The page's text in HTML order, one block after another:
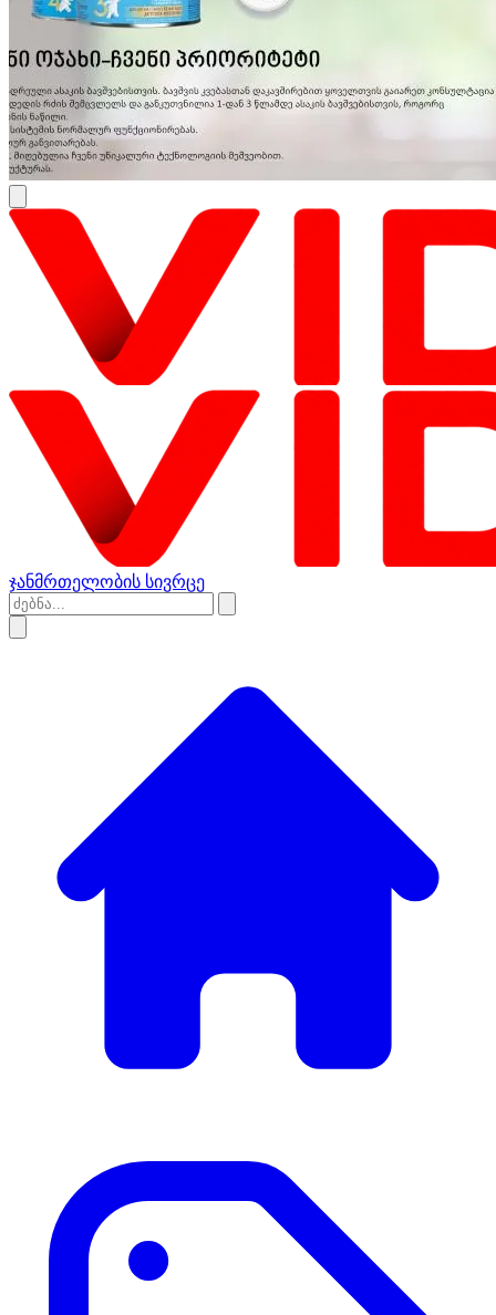
ჯანმრთელობის სივრცე